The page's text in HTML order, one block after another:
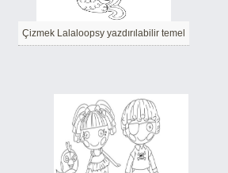
Çizmek Lalaloopsy yazdırılabilir temel